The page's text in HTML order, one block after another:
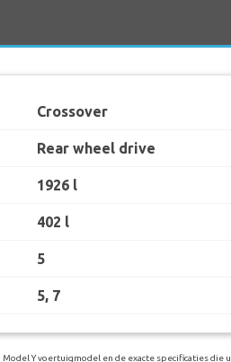
Crossover
Rear wheel drive
1926 l
402 l
5
5, 7
Y voertuigmodel en de exacte specificaties